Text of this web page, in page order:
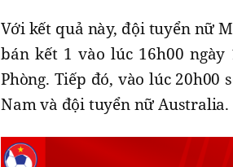
Với kết quả này, đội tuyển nữ
bán kết 1 vào lúc 16h00
Phòng. Tiếp đó, vào lúc
Nam và đội tuyển nữ Australia.